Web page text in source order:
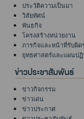
ประวัติความเป็นมา
วิสัยทัศน์
พันธกิจ
โครงสร้างหน่วยงาน
ภารกิจและหน้าที่รับผิ
ยุทธศาสตร์และแผนป
ข่าวประชาสัมพันธ์
ข่าวกิจกรรม
ข่าวเด่น
ข่าวประกาศ